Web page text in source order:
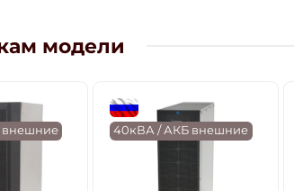
модели
flagRU
40кВА / АКБ внешние